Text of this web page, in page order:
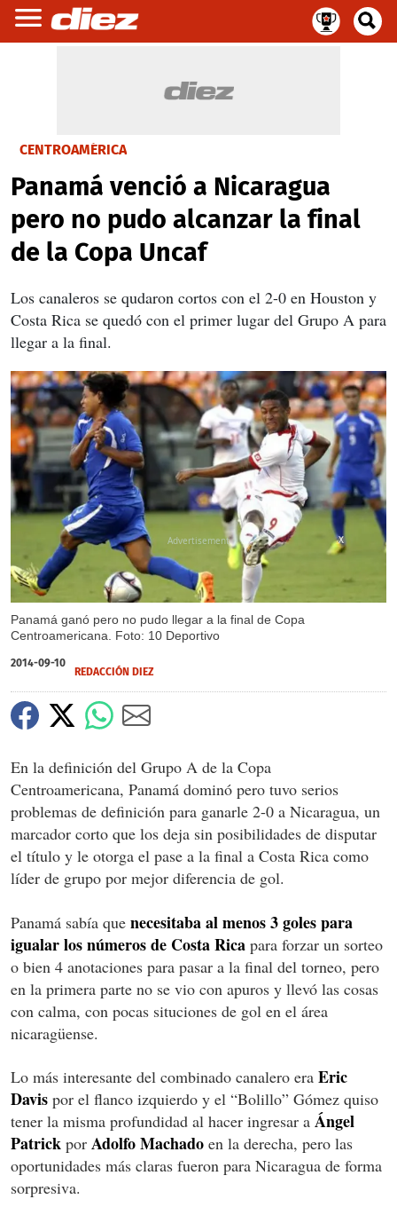
CENTROAMÉRICA
Panamá venció a Nicaragua
pero no pudo alcanzar la final
de la Copa Uncaf
Los canaleros se qudaron cortos con el 2-0 en Houston y
Costa Rica se quedó con el primer lugar del Grupo A para
llegar a la final.
Panamá ganó pero no pudo llegar a la final de Copa
Centroamericana. Foto: 10 Deportivo
X
2014-09-10
REDACCIÓN DIEZ
En la definición del Grupo A de la Copa
Centroamericana, Panamá dominó pero tuvo serios
problemas de definición para ganarle 2-0 a Nicaragua, un
marcador corto que los deja sin posibilidades de disputar
el título y le otorga el pase a la final a Costa Rica como
líder de grupo por mejor diferencia de gol.
Panamá sabía que necesitaba al menos 3 goles para
igualar los números de Costa Rica para forzar un sorteo
o bien 4 anotaciones para pasar a la final del torneo, pero
en la primera parte no se vio con apuros y llevó las cosas
con calma, con pocas situciones de gol en el área
nicaragüense.
Lo más interesante del combinado canalero era Eric
Davis por el flanco izquierdo y el “Bolillo” Gómez quiso
tener la misma profundidad al hacer ingresar a Ángel
Patrick por Adolfo Machado en la derecha, pero las
oportunidades más claras fueron para Nicaragua de forma
sorpresiva.